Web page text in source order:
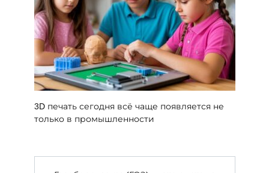
3D печать сегодня всё чаще появляется не
только в промышленности